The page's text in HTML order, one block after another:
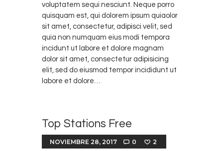
voluptatem sequi nesciunt. Neque porro
quisquam est, qui dolorem ipsum quiaolor
sit amet, consectetur, adipisci velit, sed
quia non numquam eius modi tempora
incidunt ut labore et dolore magnam
dolor sit amet, consectetur adipisicing
elit, sed do eiusmod tempor incididunt ut
labore et dolore…
Top Stations Free
NOVIEMBRE 28, 2017 0 2